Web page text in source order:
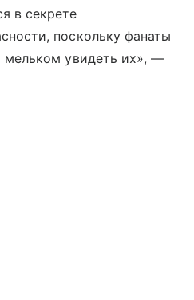
в секрете
поскольку фанаты
мельком увидеть их», —